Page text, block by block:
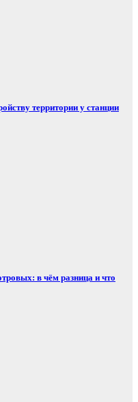
территории у станции
в чём разница и что